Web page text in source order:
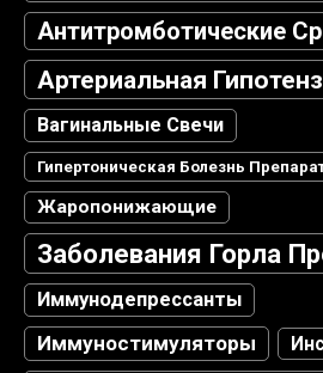
Антитромботические
Артериальная
Вагинальные Свечи
Гипертоническая Болезнь
Жаропонижающие
Заболевания Горла
Иммунодепрессанты
Иммуностимуляторы